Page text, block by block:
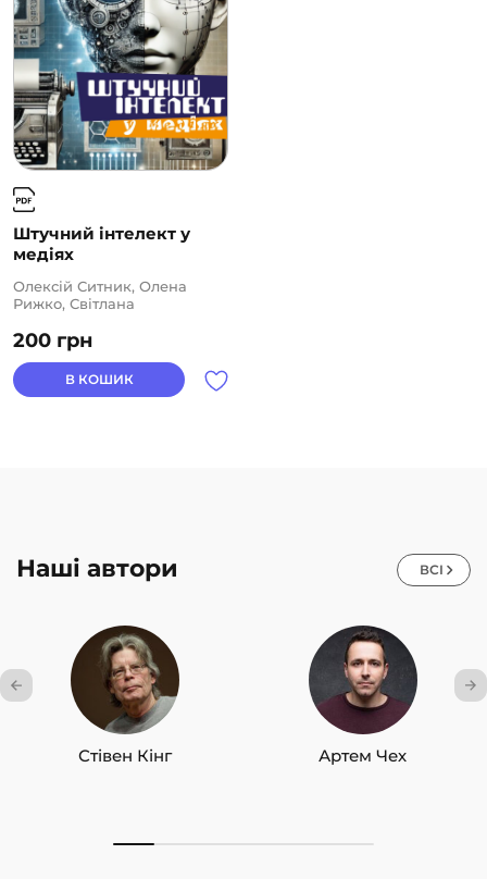
Штучний інтелект у
медіях
200 грн
Олексій Ситник, Олена
Рижко, Світлана
Крайнікова
В КОШИК
Наші автори ВСІ
Стівен Кінг Артем Чех